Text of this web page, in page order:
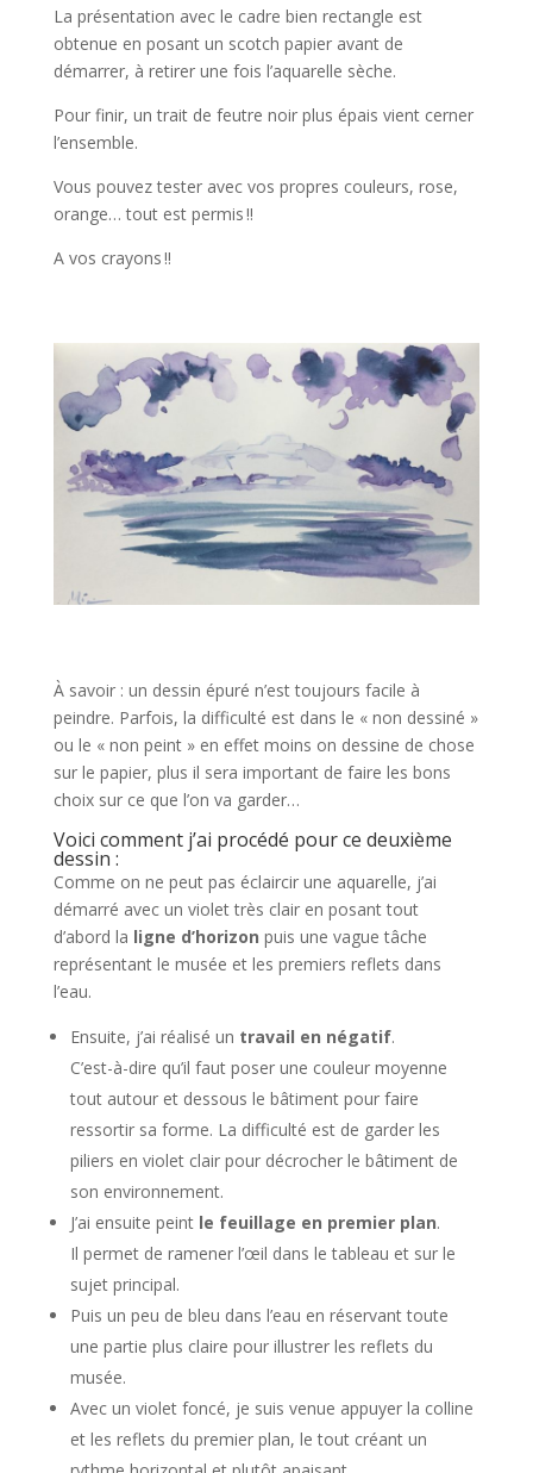
La présentation avec le cadre bien rectangle est
obtenue en posant un scotch papier avant de
démarrer, à retirer une fois l’aquarelle sèche.
Pour finir, un trait de feutre noir plus épais vient cerner
l’ensemble.
Vous pouvez tester avec vos propres couleurs, rose,
orange… tout est permis !!
A vos crayons !!
À savoir : un dessin épuré n’est toujours facile à
peindre. Parfois, la difficulté est dans le « non dessiné »
ou le « non peint » en effet moins on dessine de chose
sur le papier, plus il sera important de faire les bons
choix sur ce que l’on va garder…
Voici comment j’ai procédé pour ce deuxième
dessin :
Comme on ne peut pas éclaircir une aquarelle, j’ai
démarré avec un violet très clair en posant tout
d’abord la ligne d’horizon puis une vague tâche
représentant le musée et les premiers reflets dans
l’eau.
Ensuite, j’ai réalisé un travail en négatif.
C’est-à-dire qu’il faut poser une couleur moyenne
tout autour et dessous le bâtiment pour faire
ressortir sa forme. La difficulté est de garder les
piliers en violet clair pour décrocher le bâtiment de
son environnement.
J’ai ensuite peint le feuillage en premier plan.
Il permet de ramener l’œil dans le tableau et sur le
sujet principal.
Puis un peu de bleu dans l’eau en réservant toute
une partie plus claire pour illustrer les reflets du
musée.
Avec un violet foncé, je suis venue appuyer la colline
et les reflets du premier plan, le tout créant un